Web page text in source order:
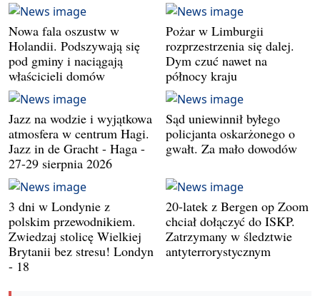
Nowa fala oszustw w
Holandii. Podszywają się
pod gminy i naciągają
właścicieli domów
Pożar w Limburgii
rozprzestrzenia się dalej.
Dym czuć nawet na
północy kraju
Jazz na wodzie i wyjątkowa
atmosfera w centrum Hagi.
Jazz in de Gracht - Haga -
27-29 sierpnia 2026
Sąd uniewinnił byłego
policjanta oskarżonego o
gwałt. Za mało dowodów
3 dni w Londynie z
polskim przewodnikiem.
Zwiedzaj stolicę Wielkiej
Brytanii bez stresu! Londyn
- 18
20-latek z Bergen op Zoom
chciał dołączyć do ISKP.
Zatrzymany w śledztwie
antyterrorystycznym